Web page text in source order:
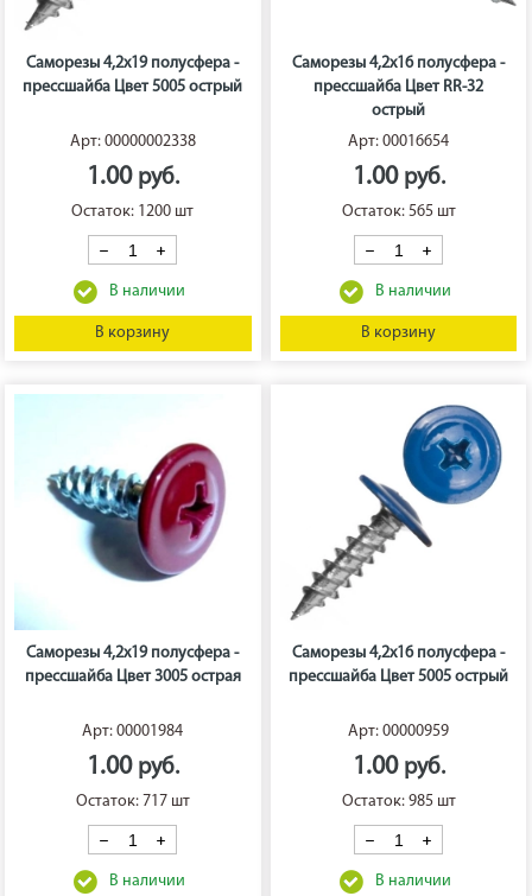
Саморезы 4,2х19 полусфера -
прессшайба Цвет 5005 острый
Арт: 00000002338
1.00
Остаток: 1200 шт
В корзину
Саморезы 4,2х16 полусфера -
прессшайба Цвет RR-32
острый
Арт: 00016654
1.00
Остаток: 565 шт
В корзину
Саморезы 4,2х19 полусфера -
прессшайба Цвет 3005 острая
Арт: 00001984
1.00
Остаток: 717 шт
Саморезы 4,2х16 полусфера -
прессшайба Цвет 5005 острый
Арт: 00000959
1.00
Остаток: 985 шт